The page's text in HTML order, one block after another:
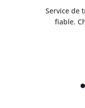
Service de
fiable.